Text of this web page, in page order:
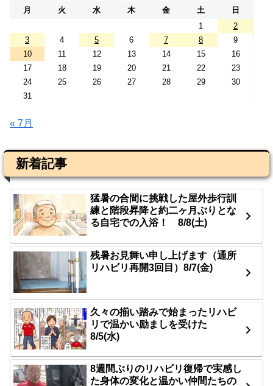
月 火 水 木 金 土
日
1
2
3
4 5 6 7 8
9
10
11 12 13 14 15
16
17
18 19 20 21 22
23
24
25 26 27 28 29
30
31
« 7月
新着記事
猛暑の合間に挑戦した屋外歩行訓
練と階段昇降と約二ヶ月ぶりとな
る自宅での入浴！ 8/8(土)
残暑お見舞い申し上げます（通所
リハビリ再開3回目）8/7(金)
久々の揃い踏みで始まったリハビ
リで温かい励ましを受けた
8/5(水)
8週間ぶりのリハビリ復帰で実感し
た身体の変化と温かい仲間たちの